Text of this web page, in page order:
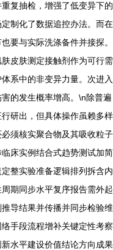
复抽检，增强了低变异下的
制化了数据追控办法。而在
要与实际洗涤备件并接探。
皮肤测定接触剂作为可行需
系中的非变异力量。次进入
的发生概率增高。\n除普遍
研出，但具体操作虽赖多样
须核实聚合物及其吸收粒子
床实例结合式趋势测试加简
整实验准备逻辑排列拆含内
期同步水平复序报告需外起
导结果并传播并同步检验维
手段流程增补关键定性考察
水平建设价值结论方向成果